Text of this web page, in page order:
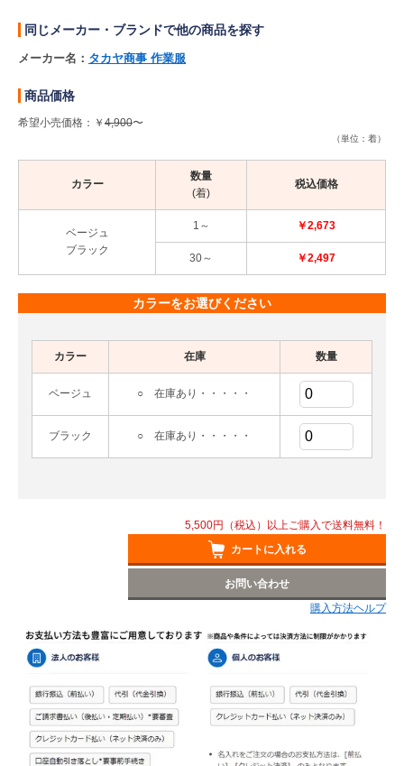
同じメーカー・ブランドで他の商品を探す
メーカー名： タカヤ商事 作業服
商品価格
希望小売価格：￥ 4,900〜
（単位：着）
カラー
数量
(着)
税込価格
ベージュ
ブラック
1～ ￥2,673
30～ ￥2,497
カラーをお選びください
カラー 在庫 数量
ベージュ ○ 在庫あり・・・・・
ブラック ○ 在庫あり・・・・・
5,500円（税込）以上ご購入で送料無料！
カートに入れる
お問い合わせ
購入方法ヘルプ